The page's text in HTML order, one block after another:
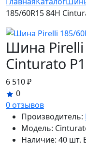
185/60R15 84H
Шина Pirelli
Cinturato
6 510 ₽
0
0 отзывов
Производитель:
Модель:
Наличие: 40 шт.